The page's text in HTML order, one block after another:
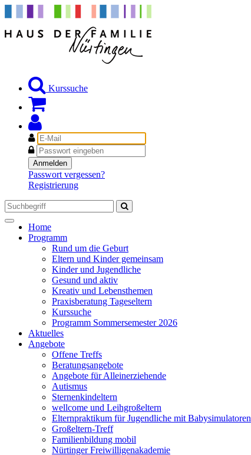
Kurssuche
E-
Mail
Passwort
Anmelden
Passwort vergessen?
Registrierung
Toggle
navigation
Home
Programm
Rund um die Geburt
Eltern und Kinder gemeinsam
Kinder und Jugendliche
Gesund und aktiv
Kreativ und Lebensthemen
Praxisberatung Tageseltern
Kurssuche
Programm Sommersemester 2026
Aktuelles
Angebote
Offene Treffs
Beratungsangebote
Angebote für Alleinerziehende
Autismus
Sternenkindeltern
wellcome und Leihgroßeltern
Elternpraktikum für Jugendliche mit Babysimulatoren
Großeltern-Treff
Familienbildung mobil
Nürtinger Freiwilligenakademie